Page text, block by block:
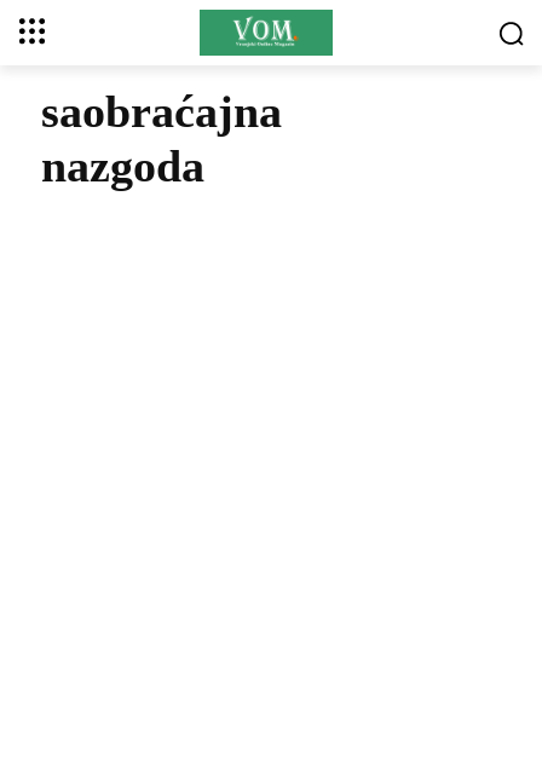
saobraćajna
nazgoda